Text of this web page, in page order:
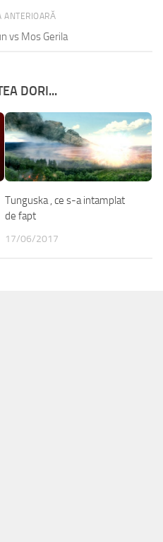
ANTERIOARĂ
vs Mos Gerila
DORI...
Tunguska , ce s-a intamplat
de fapt
17/06/2017